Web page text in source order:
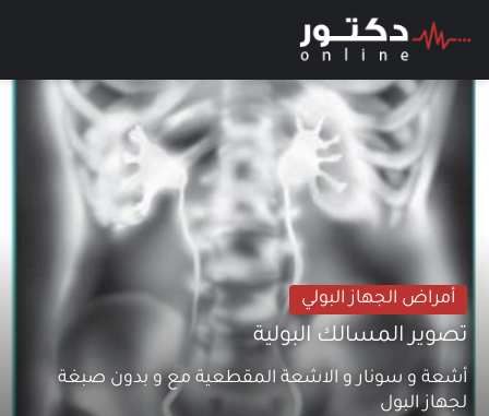
أمراض الجهاز البولي
تصوير المسالك البولية
أشعة و سونار و الاشعة المقطعية مع و بدون صبغة
لجهاز البول